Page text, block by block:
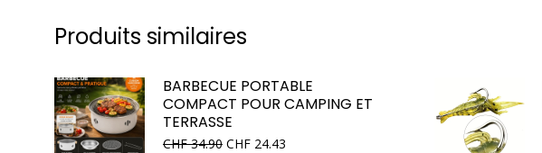
Produits similaires
BARBECUE PORTABLE
COMPACT POUR CAMPING ET
TERRASSE
CHF34.90 CHF 24.43